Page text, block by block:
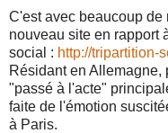
C'est avec beaucoup de
nouveau site en rapport
social : http://tripartition-
Résidant en Allemagne,
"passé à l'acte"
faite de l'émotion
à Paris.